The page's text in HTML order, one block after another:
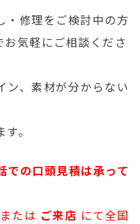
・修理をご検討中の方
気軽にご相談くださ
ン、素材が分からない
。
での口頭見積は承って
たは ご来店 にて全国